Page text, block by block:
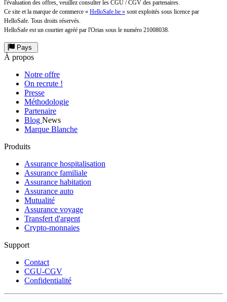
l'évaluation des offres, veuillez consulter les CGU / CGV des partenaires.
Ce site et la marque de commerce « HelloSafe.be » sont exploités sous licence par
HelloSafe. Tous droits réservés.
HelloSafe est un courtier agréé par l'Orias sous le numéro 21008038.
Pays
À propos
Notre offre
On recrute !
Presse
Méthodologie
Partenaire
Blog News
Marque Blanche
Produits
Assurance hospitalisation
Assurance familiale
Assurance habitation
Assurance auto
Mutualité
Assurance voyage
Transfert d'argent
Crypto-monnaies
Support
Contact
CGU-CGV
Confidentialité